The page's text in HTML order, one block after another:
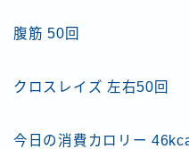
腹筋 50回
クロスレイズ 左右50回
今日の消費カロリー